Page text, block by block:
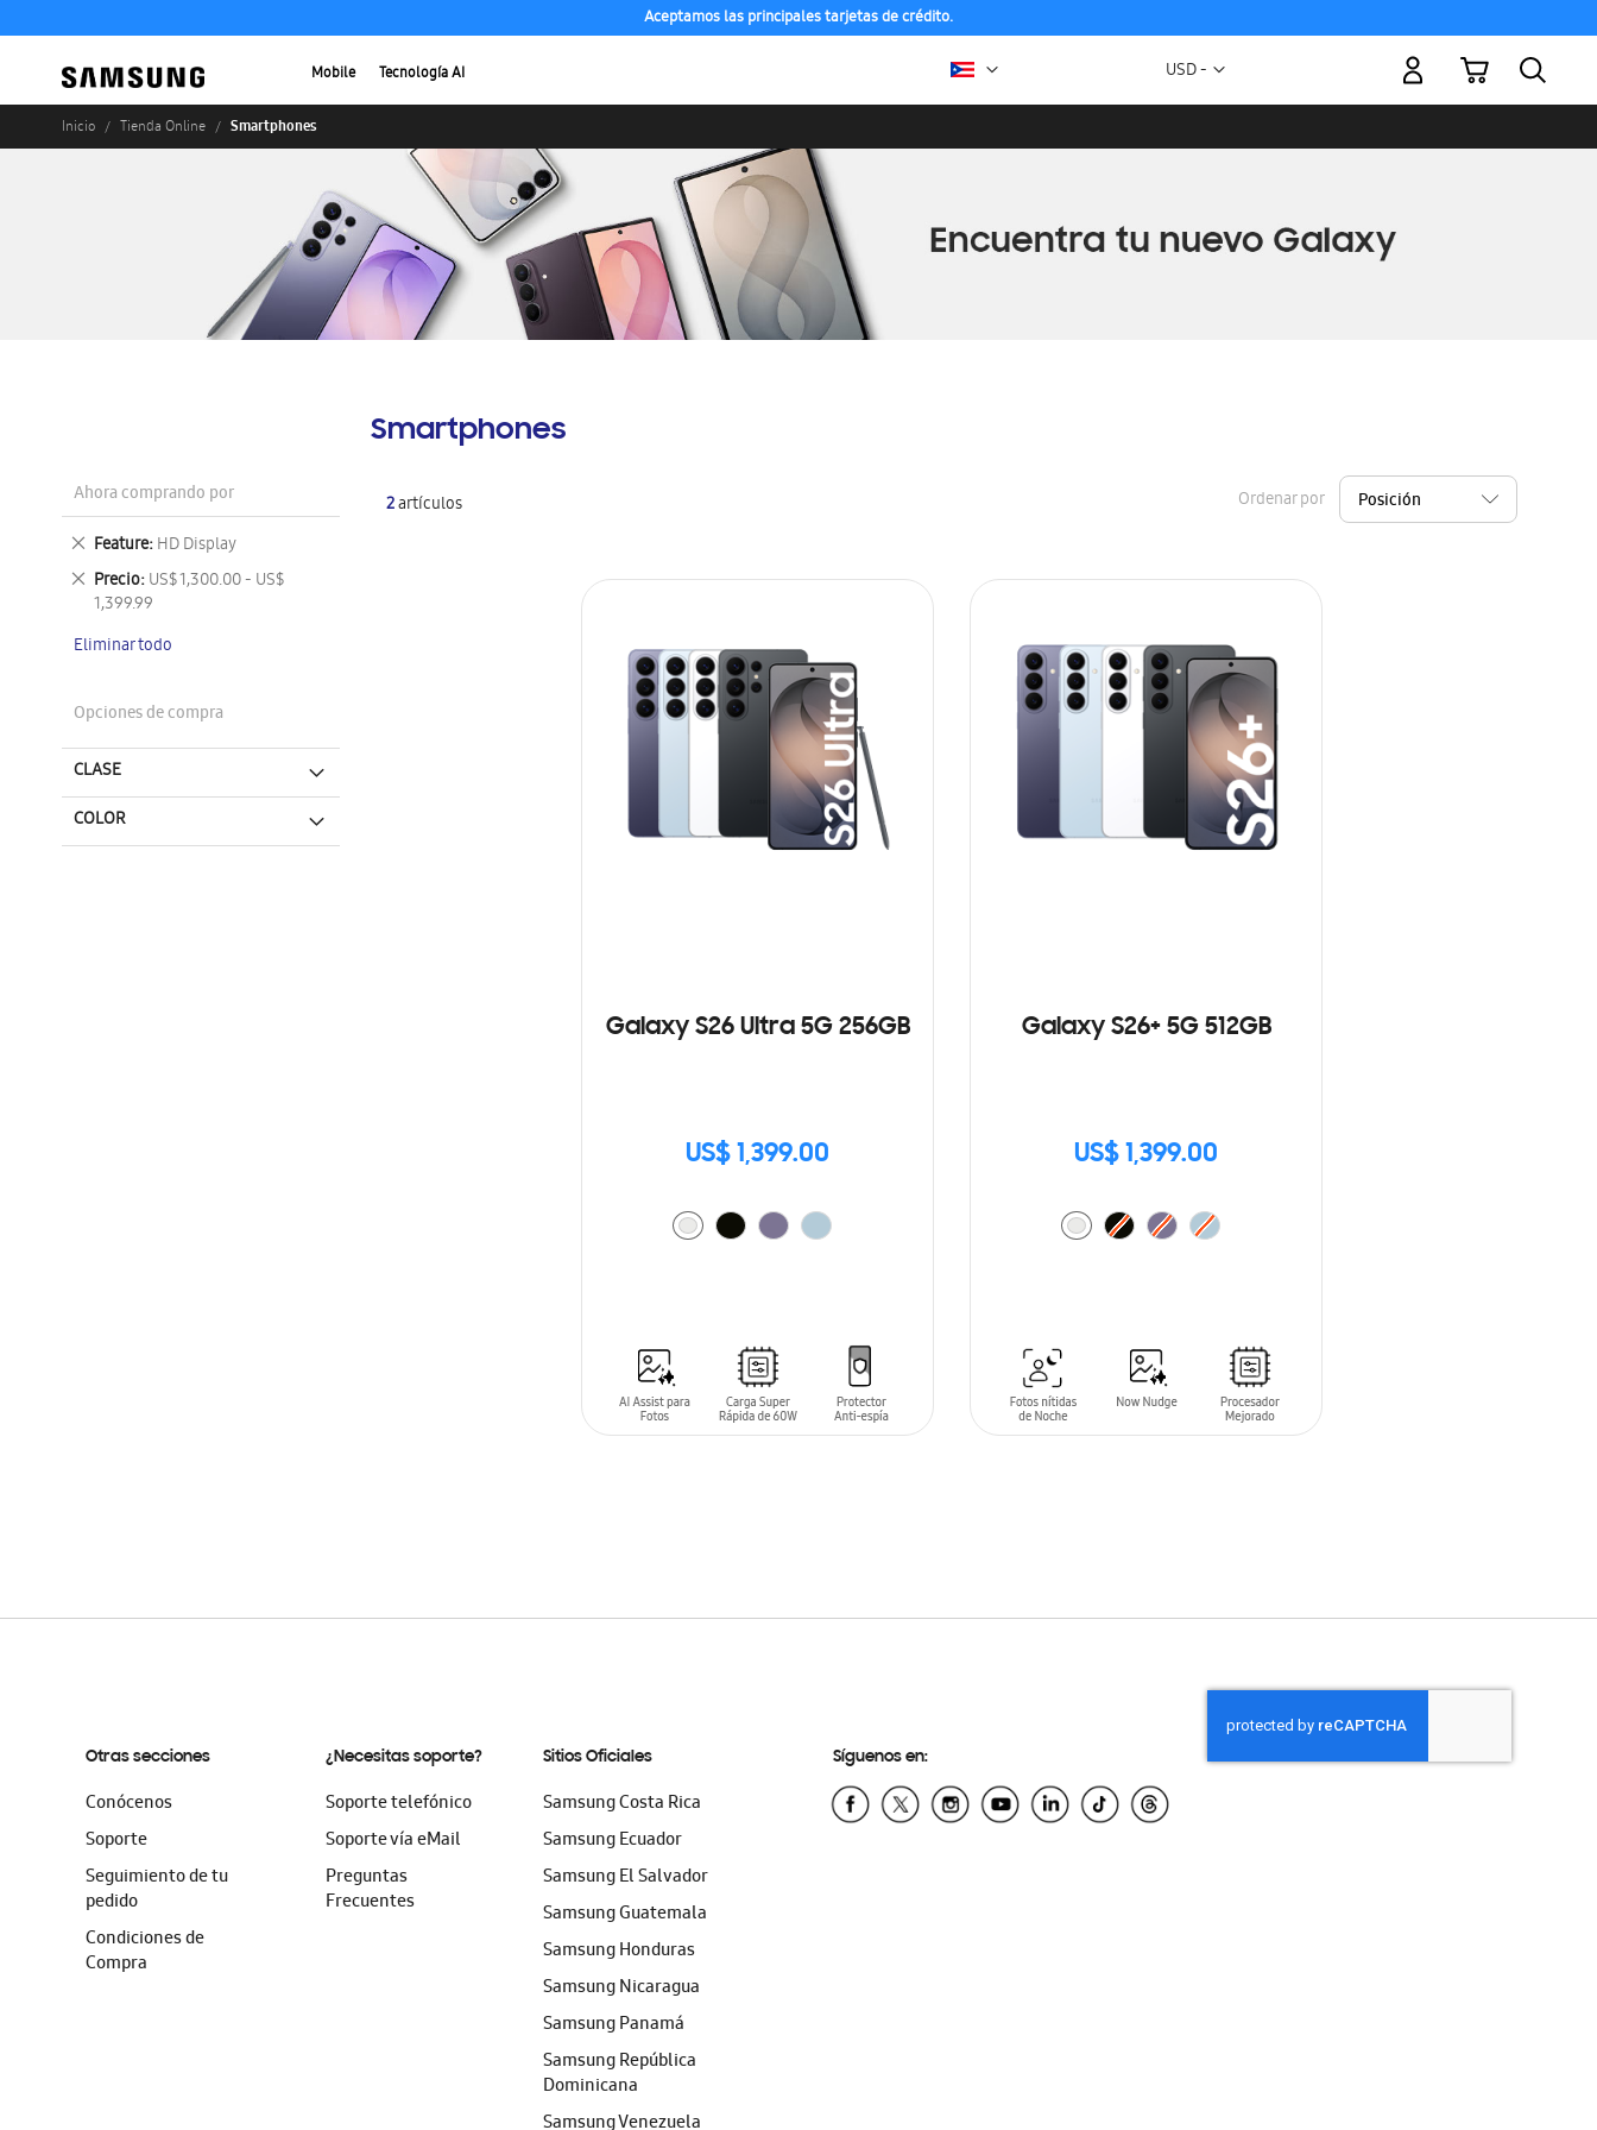
Aceptamos las principales tarjetas de crédito.
Mobile Tecnología AI Moneda
USD -
Mi carrito
Inicio Tienda Online Smartphones
Smartphones
2artículos Ordenar por
Galaxy S26 Ultra 5G 256GB
US$ 1,399.00
Galaxy S26+ 5G 512GB
US$ 1,399.00
Ahora comprando por
Feature HD Display
Eliminar
este
artículo
Precio US$ 1,300.00 - US$
1,399.99
Eliminar
este
Eliminar todo
Opciones de compra
CLASE
COLOR
Otras secciones
Conócenos
Soporte
Seguimiento de tu
pedido
Condiciones de
Compra
¿Necesitas soporte?
Soporte telefónico
Soporte vía eMail
Preguntas
Frecuentes
Sitios Oficiales
Samsung Costa Rica
Samsung Ecuador
Samsung El Salvador
Samsung Guatemala
Samsung Honduras
Samsung Nicaragua
Samsung Panamá
Samsung República
Dominicana
Samsung Venezuela
Síguenos en: